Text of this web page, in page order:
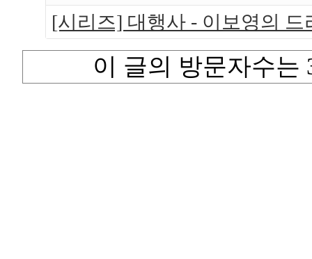
[시리즈] 대행사 - 이보영의 드
이 글의 방문자수는